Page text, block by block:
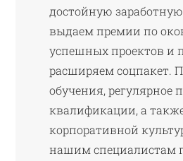
достойную
выдаем премии по
успешных проектов и
расширяем соцпакет.
обучения, регулярное
квалификации, а
корпоративной
нашим специалистам